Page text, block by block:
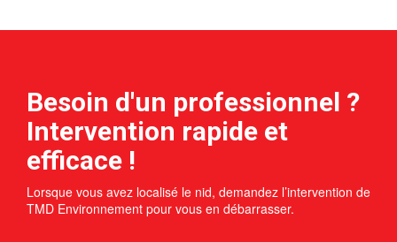
Besoin d'un professionnel ?
Intervention rapide et
efficace !
Lorsque vous avez localisé le nid, demandez l’intervention de
TMD Environnement pour vous en débarrasser.